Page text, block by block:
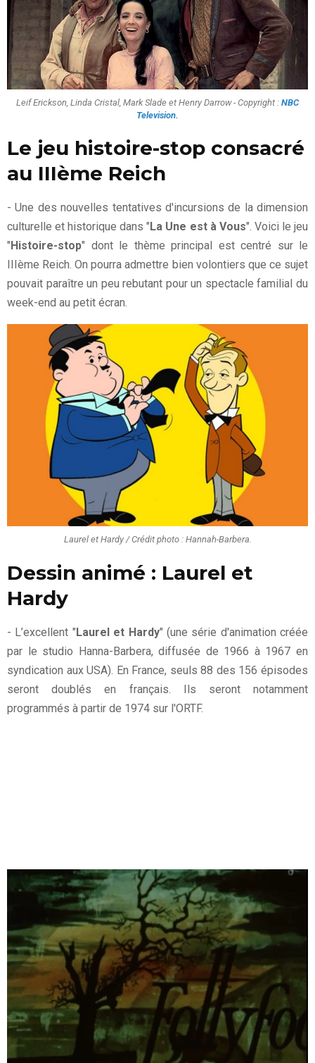
Leif Erickson, Linda Cristal, Mark Slade et Henry Darrow - Copyright : NBC
Television.
Le jeu histoire-stop consacré
au IIIème Reich
- Une des nouvelles tentatives d'incursions de la dimension
culturelle et historique dans " La Une est à Vous". Voici le jeu
" Histoire-stop" dont le thème principal est centré sur le
IIIème Reich. On pourra admettre bien volontiers que ce sujet
pouvait paraître un peu rebutant pour un spectacle familial du
week-end au petit écran.
Laurel et Hardy / Crédit photo : Hannah-Barbera.
Dessin animé : Laurel et
Hardy
- L’excellent "Laurel et Hardy" (une série d'animation créée
par le studio Hanna-Barbera, diffusée de 1966 à 1967 en
syndication aux USA). En France, seuls 88 des 156 épisodes
seront doublés en français. Ils seront notamment
programmés à partir de 1974 sur l'ORTF.